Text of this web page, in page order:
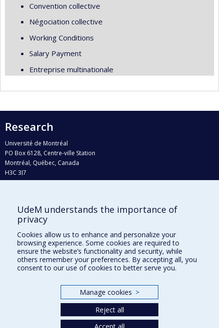
Convention collective
Négociation collective
Working Conditions
Salary Payment
Entreprise multinationale
Research
Université de Montréal
PO Box 6128, Centre-ville Station
Montréal, Québec, Canada
H3C 3J7
Who does what?
Find us
Site map
Accessibility
UdeM understands the importance of
privacy
Cookies allow us to enhance and personalize your
browsing experience. Some cookies are required to
ensure the website’s functionality and security, while
others remember your preferences. By accepting all, you
consent to our use of cookies to better serve you.
Manage cookies >
Reject all